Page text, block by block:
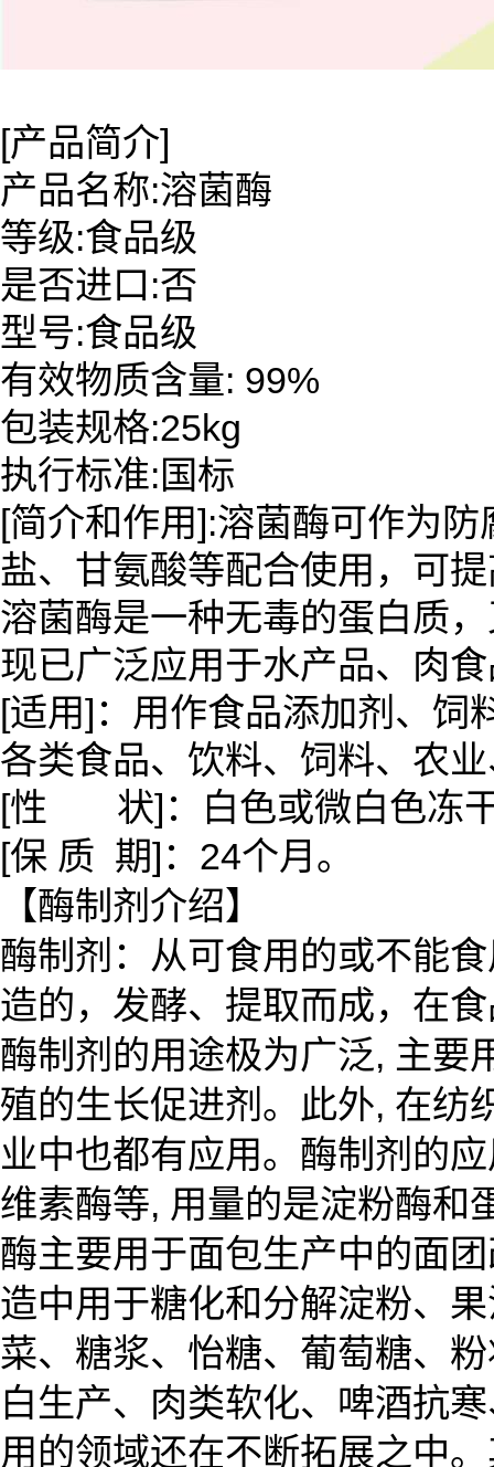
[产品简介]
产品名称:溶菌酶
等级:食品级
是否进口:否
型号:食品级
有效物质含量: 99%
包装规格:25kg
执行标准:国标
[简介和作用]:溶菌酶可作为
盐、甘氨酸等配合使用，可
溶菌酶是一种无毒的蛋白质
现已广泛应用于水产品、肉
[适用]：用作食品添加剂、饲
各类食品、饮料、饲料、农
[性 状]：白色或微白色冻
[保 质 期]：24个月。
【酶制剂介绍】
酶制剂：从可食用的或不能
造的，发酵、提取而成，在
酶制剂的用途极为广泛, 主要
殖的生长促进剂。此外, 在纺
业中也都有应用。酶制剂的
维素酶等, 用量的是淀粉酶和
酶主要用于面包生产中的面
造中用于糖化和分解淀粉、
菜、糖浆、怡糖、葡萄糖、
白生产、肉类软化、啤酒抗
用的领域还在不断拓展之中